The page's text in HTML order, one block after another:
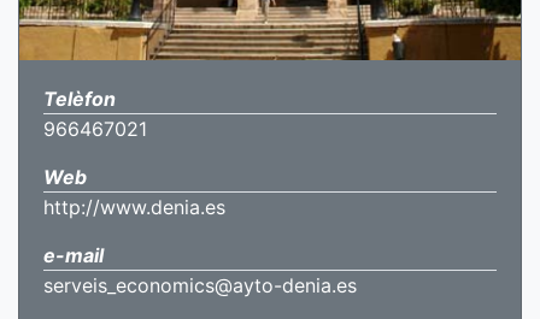
Telèfon
966467021
Web
http://www.denia.es
e-mail
serveis_economics@ayto-denia.es